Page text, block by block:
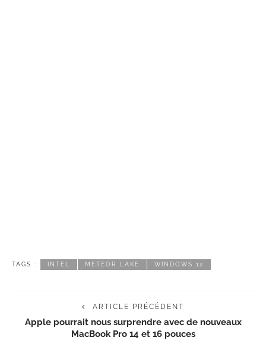
TAGS : INTEL METEOR LAKE WINDOWS 12
ARTICLE PRÉCÉDENT
Apple pourrait nous surprendre avec de nouveaux
MacBook Pro 14 et 16 pouces